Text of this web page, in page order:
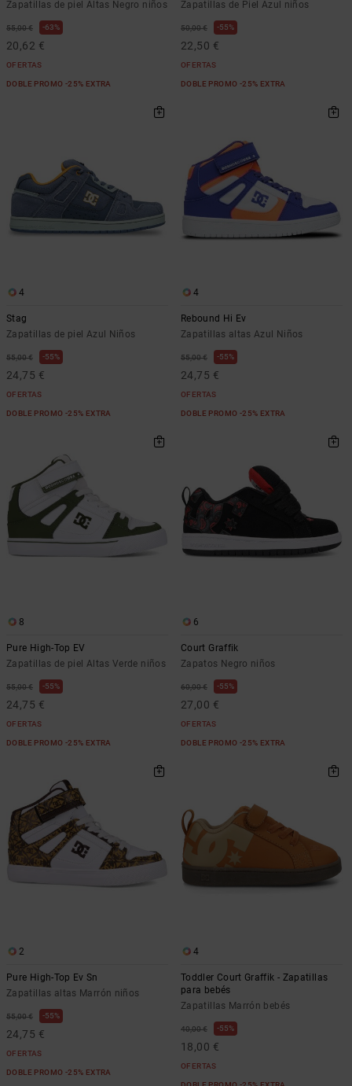
Zapatillas de piel Altas Negro niños
55,00 € 63%
20,62 €
OFERTAS
DOBLE PROMO -25% EXTRA
Zapatillas de Piel Azul niños
50,00 € 55%
22,50 €
OFERTAS
DOBLE PROMO -25% EXTRA
4
Stag
Zapatillas de piel Azul Niños
55,00 € 55%
24,75 €
OFERTAS
DOBLE PROMO -25% EXTRA
4
Rebound Hi Ev
Zapatillas altas Azul Niños
55,00 € 55%
24,75 €
OFERTAS
DOBLE PROMO -25% EXTRA
8
Pure High-Top EV
Zapatillas de piel Altas Verde niños
55,00 € 55%
24,75 €
OFERTAS
DOBLE PROMO -25% EXTRA
6
Court Graffik
Zapatos Negro niños
60,00 € 55%
27,00 €
OFERTAS
DOBLE PROMO -25% EXTRA
2
Pure High-Top Ev Sn
Zapatillas altas Marrón niños
55,00 € 55%
24,75 €
OFERTAS
DOBLE PROMO -25% EXTRA
4
Toddler Court Graffik - Zapatillas
para bebés
Zapatillas Marrón bebés
40,00 € 55%
18,00 €
OFERTAS